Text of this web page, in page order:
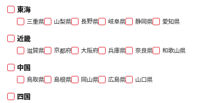
東海
三重県 山梨県 長野県 岐阜県 静岡県 愛知県
近畿
滋賀県 京都府 大阪府 兵庫県 奈良県 和歌山県
中国
鳥取県 島根県 岡山県 広島県 山口県
四国